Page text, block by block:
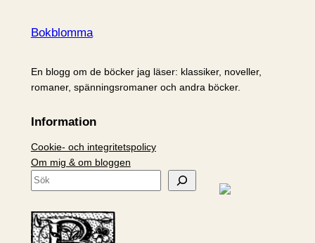
Bokblomma
En blogg om de böcker jag läser: klassiker, noveller,
romaner, spänningsromaner och andra böcker.
Information
Cookie- och integritetspolicy
Om mig & om bloggen
S
k